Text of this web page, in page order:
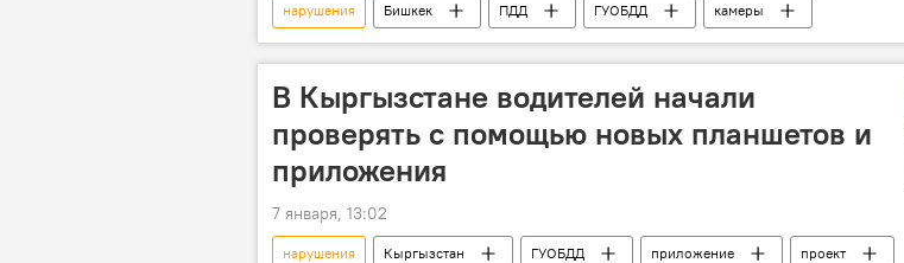
нарушения Бишкек ПДД ГУОБДД
камеры
Проект ГЧП "Безопасный город"
видеокамера
В Кыргызстане водителей начали
проверять с помощью новых планшетов и
приложения
7 января, 13:02
нарушения Кыргызстан ГУОБДД приложение
проект